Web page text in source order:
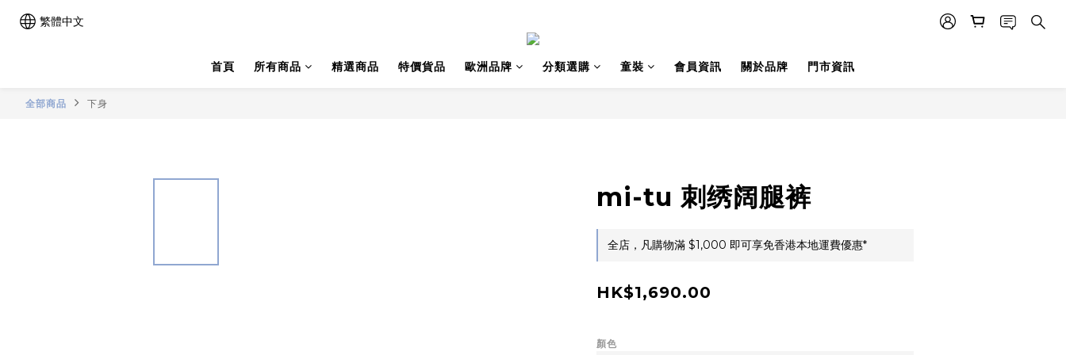
繁體中文
首頁 所有商品 精選商品 特價貨品 歐洲品牌 分類選購 童裝 會員資訊 關於品牌 門市資訊
全部商品 下身
mi-tu 刺绣阔腿裤
全店，凡購物滿 $1,000 即可享免香港本地運費優惠*
HK$1,690.00
顏色